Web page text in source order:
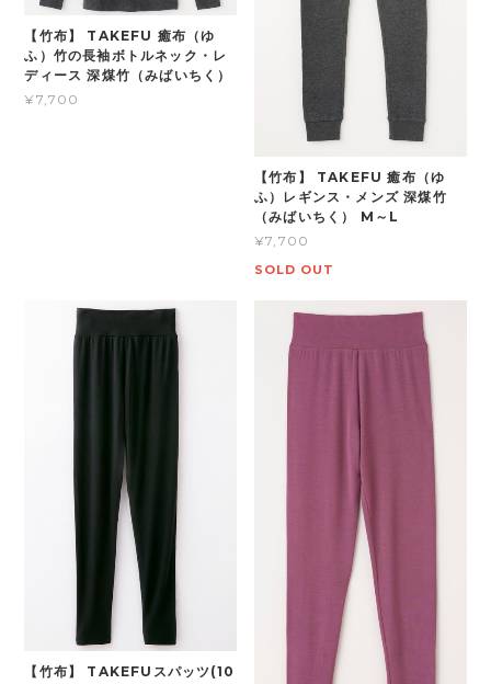
【竹布】 TAKEFU 癒布（ゆ
ふ）竹の長袖ボトルネック・レ
ディース 深煤竹（みばいちく）
¥7,700
【竹布】 TAKEFU 癒布（ゆ
ふ）レギンス・メンズ 深煤竹
（みばいちく） M～L
¥7,700
SOLD OUT
【竹布】 TAKEFUスパッツ(10